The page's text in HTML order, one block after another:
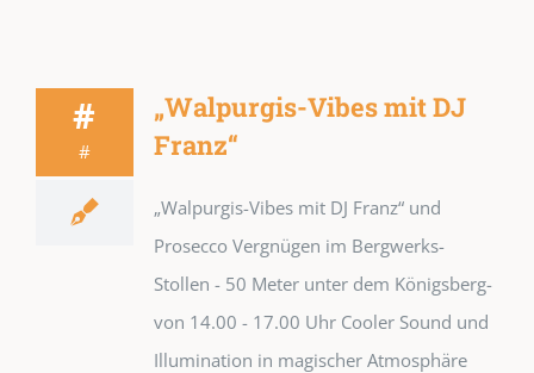
#
#
„Walpurgis-Vibes mit DJ
Franz“
„Walpurgis-Vibes mit DJ Franz“ und
Prosecco Vergnügen im Bergwerks-
Stollen - 50 Meter unter dem Königsberg-
von 14.00 - 17.00 Uhr Cooler Sound und
Illumination in magischer Atmosphäre